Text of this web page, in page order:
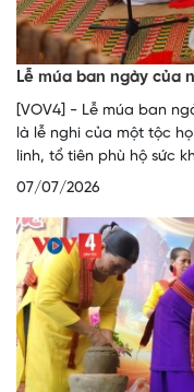
Lễ múa ban ngày của
[VOV4] - Lễ múa ban
là lễ nghi của một tộc
linh, tổ tiên phù hộ sức
07/07/2026